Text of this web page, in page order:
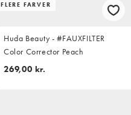
FLERE FARVER
Huda Beauty - #FAUXFILTER
Color Corrector Peach
269,00 kr.